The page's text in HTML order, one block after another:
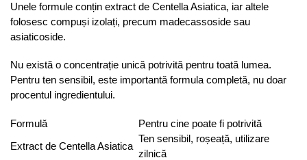
Unele formule conțin extract de Centella Asiatica, iar altele
folosesc compuși izolați, precum madecassoside sau
asiaticoside.
Nu există o concentrație unică potrivită pentru toată lumea.
Pentru ten sensibil, este importantă formula completă, nu doar
procentul ingredientului.
Formulă
Pentru cine poate fi potrivită
Extract de Centella Asiatica
Ten sensibil, roșeață, utilizare
zilnică